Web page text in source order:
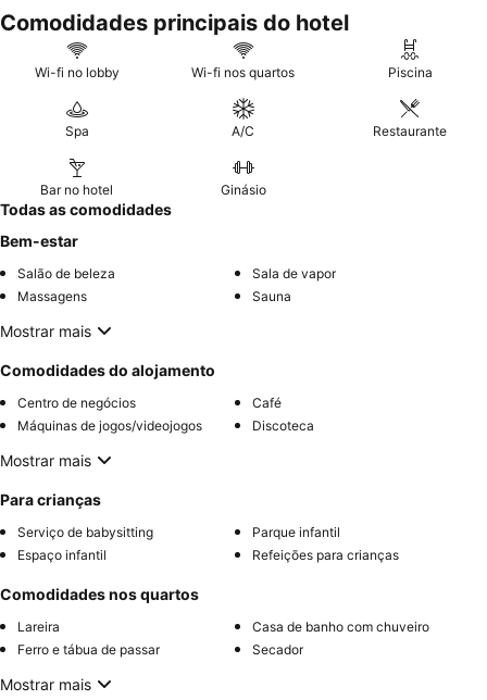
diversificada e de alta qualidadenos seus restaurantes buffet e
à la carte. Para uma estadia verdadeiramente relaxante,
considere pedir um quarto virado para o jardim para um
Comodidades principais do hotel
Wi-fi no lobby Wi-fi nos quartos Piscina
Spa A/C Restaurante
Bar no hotel Ginásio
Todas as comodidades
Bem-estar
Salão de beleza
Sala de vapor
Massagens
Sauna
Mostrar mais
Comodidades do alojamento
Centro de negócios
Café
Máquinas de jogos/videojogos
Discoteca
Mostrar mais
Para crianças
Serviço de babysitting
Parque infantil
Espaço infantil
Refeições para crianças
Comodidades nos quartos
Lareira
Casa de banho com chuveiro
Ferro e tábua de passar
Secador
Mostrar mais